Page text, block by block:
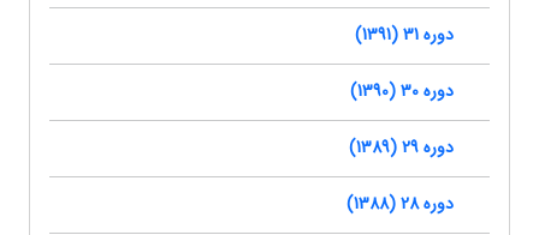
دوره 31 (1391)
دوره 30 (1390)
دوره 29 (1389)
دوره 28 (1388)